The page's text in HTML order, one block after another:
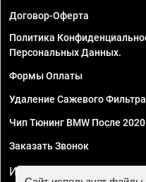
Договор-Оферта
Политика
Персональных Данных.
Формы Оплаты
Удаление Сажевого
Чип Тюнинг BMW После
Заказать Звонок
ИП Смирнов Георгий